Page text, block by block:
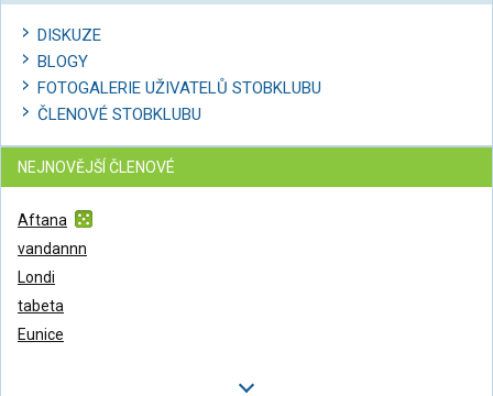
DISKUZE
BLOGY
FOTOGALERIE UŽIVATELŮ STOBKLUBU
ČLENOVÉ STOBKLUBU
NEJNOVĚJŠÍ ČLENOVÉ
Aftana
vandannn
Londi
tabeta
Eunice